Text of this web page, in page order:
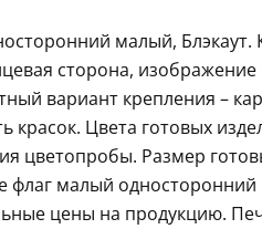
малый, Блэкаут.
сторона,
вариант крепления –
красок. Цвета готовых
цветопробы. Размер
флаг малый односторонний
цены на продукцию.